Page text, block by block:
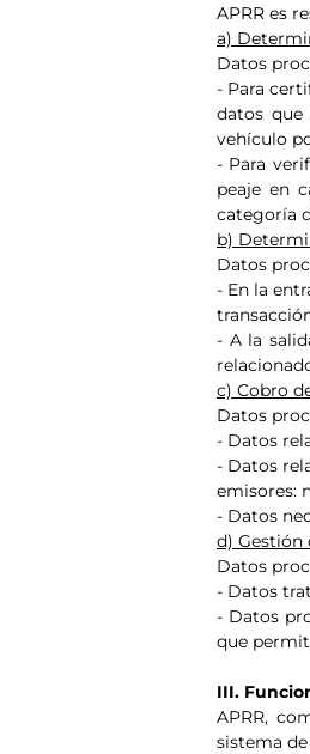
APRR es
a)
Datos
- Para
datos
vehículo
- Para
peaje en
categoría
b)
Datos
- En la
- A la
c) Cobro
Datos
- Datos
- Datos
emisores:
- Datos
d) Gestión
Datos
- Datos
- Datos
que
III.
APRR,
sistema